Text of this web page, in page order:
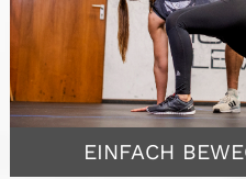
EINFACH